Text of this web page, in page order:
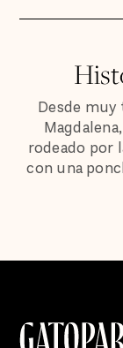
Desde muy
rodeado por
con una